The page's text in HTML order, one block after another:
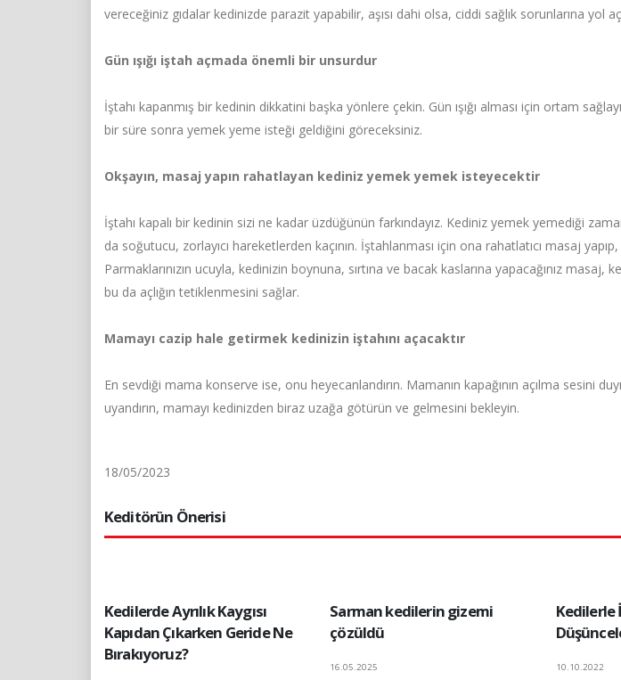
vereceğiniz gıdalar kedinizde parazit yapabilir, aşısı dahi olsa, ciddi sağlık sorunlarına yol
Gün ışığı iştah açmada önemli bir unsurdur
İştahı kapanmış bir kedinin dikkatini başka yönlere çekin. Gün ışığı alması için ortam
bir süre sonra yemek yeme isteği geldiğini göreceksiniz.
Okşayın, masaj yapın rahatlayan kediniz yemek yemek isteyecektir
İştahı kapalı bir kedinin sizi ne kadar üzdüğünün farkındayız. Kediniz yemek yemediği
da soğutucu, zorlayıcı hareketlerden kaçının. İştahlanması için ona rahatlatıcı masaj yapıp,
Parmaklarınızın ucuyla, kedinizin boynuna, sırtına ve bacak kaslarına yapacağınız masaj,
bu da açlığın tetiklenmesini sağlar.
Mamayı cazip hale getirmek kedinizin iştahını açacaktır
En sevdiği mama konserve ise, onu heyecanlandırın. Mamanın kapağının açılma sesini
uyandırın, mamayı kedinizden biraz uzağa götürün ve gelmesini bekleyin.
18/05/2023
Keditörün Önerisi
Kedilerde Ayrılık Kaygısı
Kapıdan Çıkarken Geride Ne
Bırakıyoruz?
Sarman kedilerin gizemi
çözüldü
16.05.2025
Kedilerle
10.10.2022